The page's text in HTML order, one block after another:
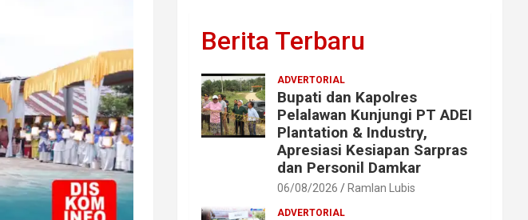
Berita Terbaru
ADVERTORIAL
Bupati dan Kapolres
Pelalawan Kunjungi PT ADEI
Plantation & Industry,
Apresiasi Kesiapan Sarpras
dan Personil Damkar
06/08/2026 Ramlan Lubis
ADVERTORIAL